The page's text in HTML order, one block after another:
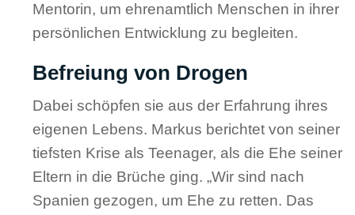
Mentorin, um ehrenamtlich Menschen in ihrer
persönlichen Entwicklung zu begleiten.
Befreiung von Drogen
Dabei schöpfen sie aus der Erfahrung ihres
eigenen Lebens. Markus berichtet von seiner
tiefsten Krise als Teenager, als die Ehe seiner
Eltern in die Brüche ging. „Wir sind nach
Spanien gezogen, um Ehe zu retten. Das